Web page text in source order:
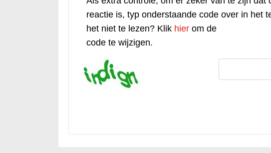
reactie is, typ onderstaande code over in het
het niet te lezen? Klik hier om de
code te wijzigen.